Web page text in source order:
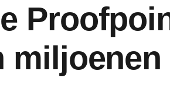
miljoenen